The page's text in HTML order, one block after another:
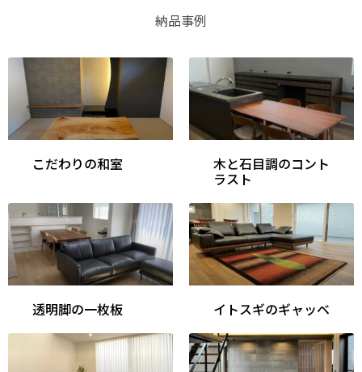
納品事例
こだわりの和室 木と石目調のコント
ラスト
透明脚の一枚板 イトスギのギャッベ